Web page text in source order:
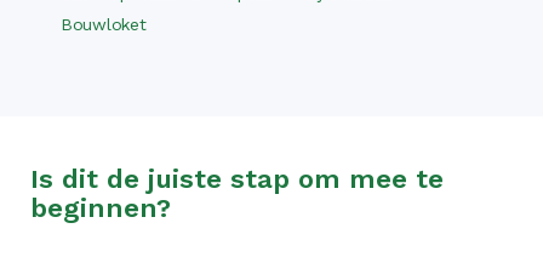
Bouwloket
Is dit de juiste stap om mee te
beginnen?